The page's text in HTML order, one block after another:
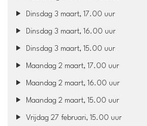
Dinsdag 3 maart, 17.00 uur
Dinsdag 3 maart, 16.00 uur
Dinsdag 3 maart, 15.00 uur
Maandag 2 maart, 17.00 uur
Maandag 2 maart, 16.00 uur
Maandag 2 maart, 15.00 uur
Vrijdag 27 februari, 15.00 uur